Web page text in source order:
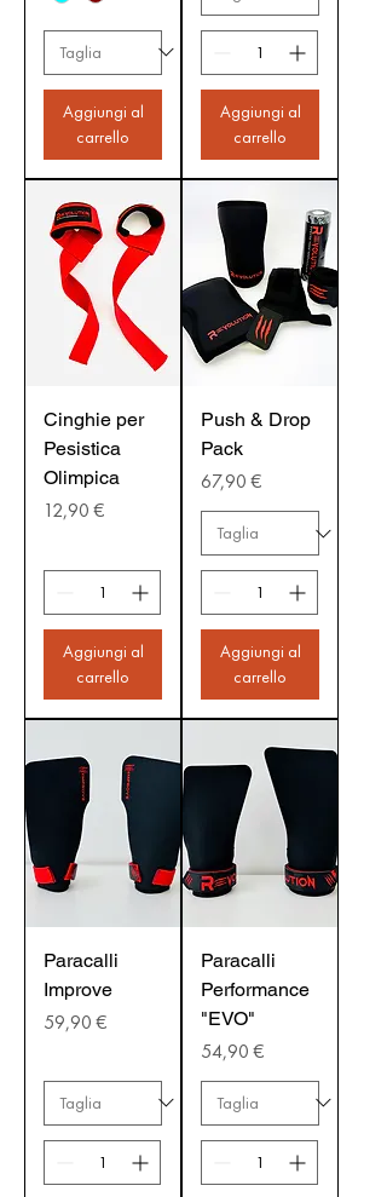
Aggiungi al
carrello
Aggiungi al
carrello
Cinghie per
Pesistica
Olimpica
Prezzo
12,90 €
Aggiungi al
carrello
Push & Drop
Pack
Prezzo
67,90 €
Aggiungi al
carrello
Paracalli
Improve
Prezzo
59,90 €
Paracalli
Performance
"EVO"
Prezzo
54,90 €